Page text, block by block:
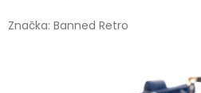
Značka: Banned Retro